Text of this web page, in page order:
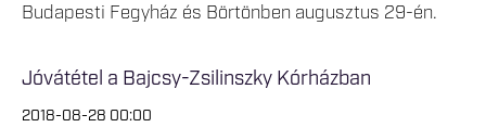
Budapesti Fegyház és Börtönben augusztus 29-én.
Jóvátétel a Bajcsy-Zsilinszky Kórházban
2018-08-28 00:00